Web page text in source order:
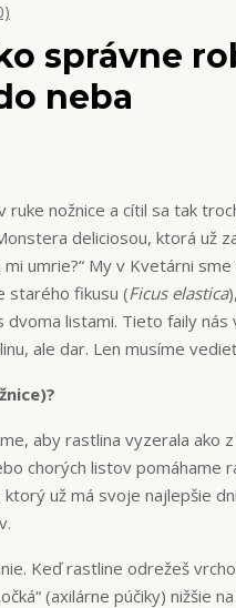
správne
neba
ruke nožnice a cítil sa tak
deliciosou, ktorá už
mi umrie?“ My v Kvetárni
starého fikusu (Ficus elastica
listami. Tieto faily nás
ale dar. Len musíme
aby rastlina vyzerala ako
chorých listov pomáhame
už má svoje najlepšie
Keď rastline odrežeš
(axilárne púčiky) nižšie